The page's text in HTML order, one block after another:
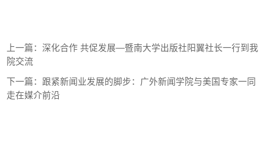
上一篇：深化合作 共促发展—暨南大学出版社阳翼社长一行到我
院交流
下一篇： 跟紧新闻业发展的脚步：广外新闻学院与美国专家一同
走在媒介前沿